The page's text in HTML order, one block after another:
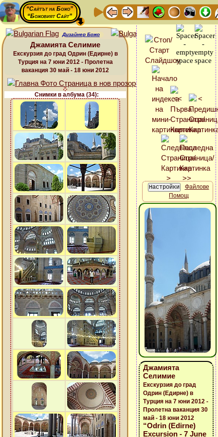
“Сайтът на Божо”
“Божовият Сайт”
Дизайнер Божо
Джамията Селимие
Екскурзия до град Одрин (Едирне) в
Турция на 7 юни 2012 - Пролетна
ваканция 30 май - 18 юни 2012
Снимки в албума (34):
Файлове
Помощ
Джамията
Селимие
Екскурзия до град
Одрин (Едирне) в
Турция на 7 юни 2012 -
Пролетна ваканция 30
май - 18 юни 2012
“Odrin (Edirne)
Excursion - 7 June